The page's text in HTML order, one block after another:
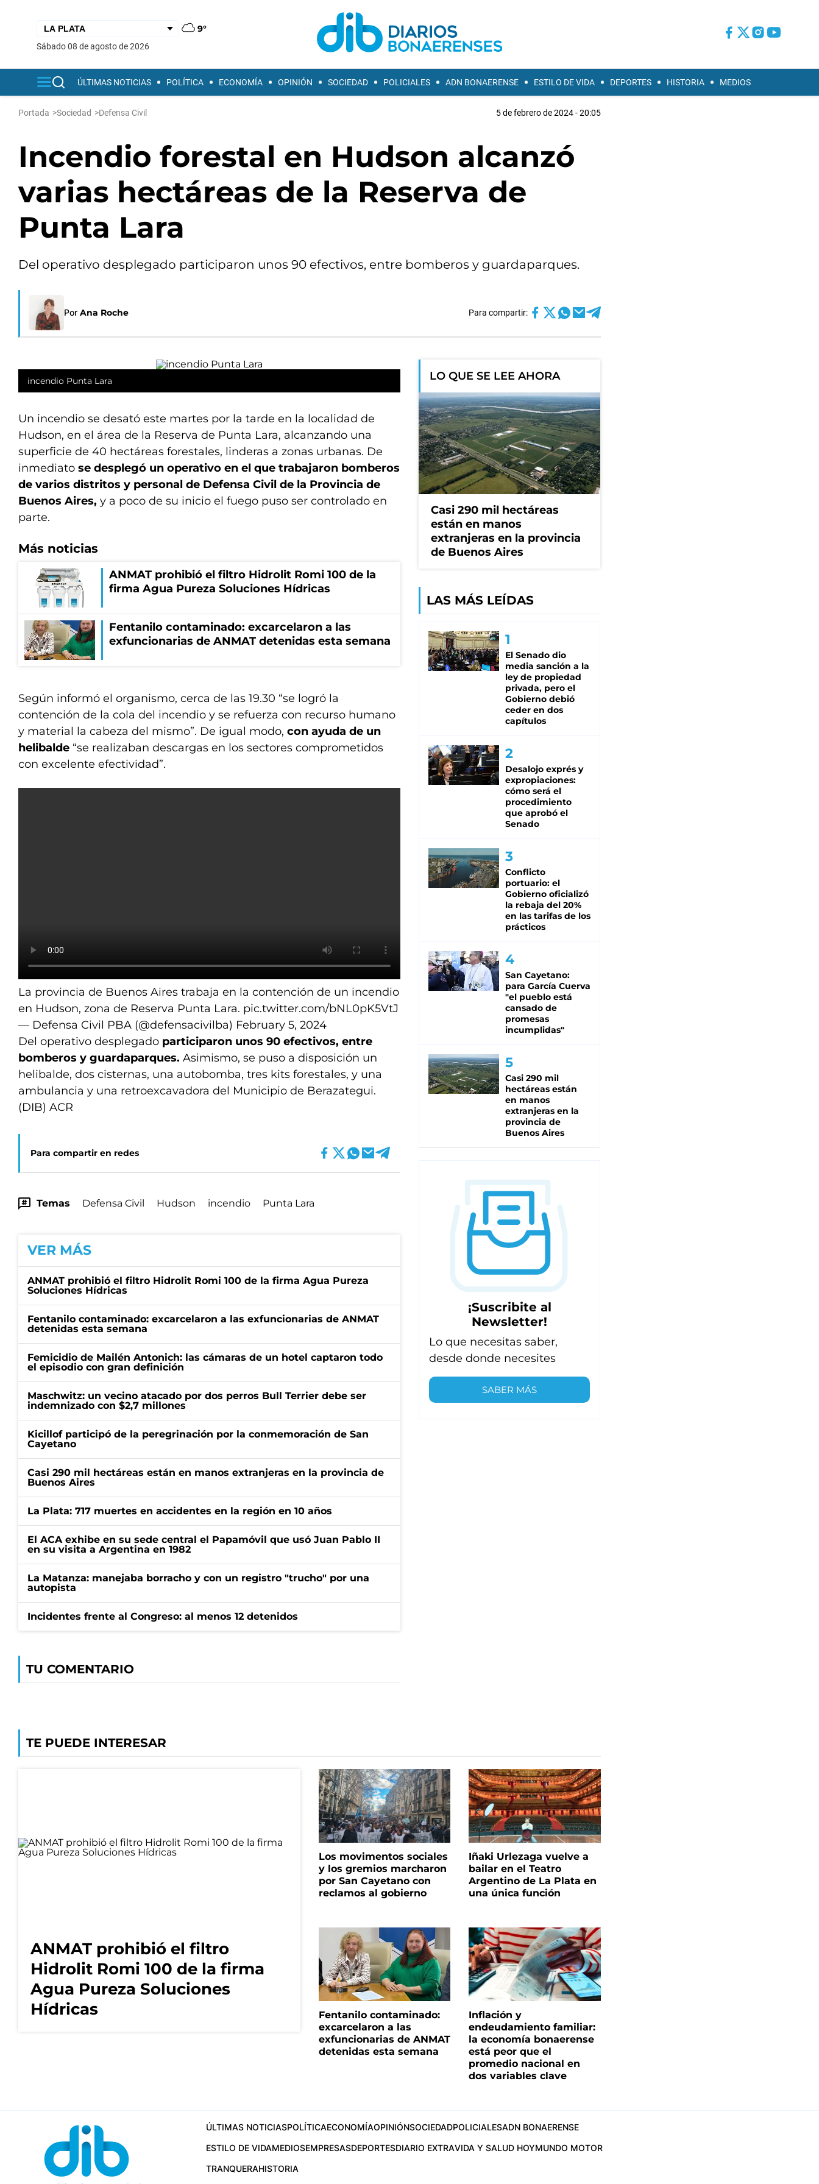
9°
sábado 08 de agosto de 2026
ÚLTIMAS NOTICIAS POLÍTICA ECONOMÍA OPINIÓN SOCIEDAD POLICIALES ADN BONAERENSE ESTILO DE VIDA DEPORTES HISTORIA MEDIOS
Portada >Sociedad >Defensa Civil 5 de febrero de 2024 - 20:05
Incendio forestal en Hudson alcanzó
varias hectáreas de la Reserva de
Punta Lara
Del operativo desplegado participaron unos 90 efectivos, entre bomberos y guardaparques.
Por Ana Roche Para compartir:
incendio Punta Lara
Un incendio se desató este martes por la tarde en la localidad de
Hudson, en el área de la Reserva de Punta Lara, alcanzando una
superficie de 40 hectáreas forestales, linderas a zonas urbanas. De
inmediato se desplegó un operativo en el que trabajaron bomberos
de varios distritos y personal de Defensa Civil de la Provincia de
Buenos Aires, y a poco de su inicio el fuego puso ser controlado en
parte.
Más noticias
ANMAT prohibió el filtro Hidrolit Romi 100 de la
firma Agua Pureza Soluciones Hídricas
Fentanilo contaminado: excarcelaron a las
exfuncionarias de ANMAT detenidas esta semana
Según informó el organismo, cerca de las 19.30 “se logró la
contención de la cola del incendio y se refuerza con recurso humano
y material la cabeza del mismo”. De igual modo, con ayuda de un
helibalde “se realizaban descargas en los sectores comprometidos
con excelente efectividad”.
La provincia de Buenos Aires trabaja en la contención de un incendio
en Hudson, zona de Reserva Punta Lara. pic.twitter.com/bNL0pK5VtJ
— Defensa Civil PBA (@defensacivilba) February 5, 2024
Del operativo desplegado participaron unos 90 efectivos, entre
bomberos y guardaparques. Asimismo, se puso a disposición un
helibalde, dos cisternas, una autobomba, tres kits forestales, y una
ambulancia y una retroexcavadora del Municipio de Berazategui.
(DIB) ACR
Para compartir en redes
Temas Defensa Civil Hudson incendio Punta Lara
VER MÁS
ANMAT prohibió el filtro Hidrolit Romi 100 de la firma Agua Pureza
Soluciones Hídricas
Fentanilo contaminado: excarcelaron a las exfuncionarias de ANMAT
detenidas esta semana
Femicidio de Mailén Antonich: las cámaras de un hotel captaron todo
el episodio con gran definición
Maschwitz: un vecino atacado por dos perros Bull Terrier debe ser
indemnizado con $2,7 millones
Kicillof participó de la peregrinación por la conmemoración de San
Cayetano
Casi 290 mil hectáreas están en manos extranjeras en la provincia de
Buenos Aires
La Plata: 717 muertes en accidentes en la región en 10 años
El ACA exhibe en su sede central el Papamóvil que usó Juan Pablo II
en su visita a Argentina en 1982
La Matanza: manejaba borracho y con un registro "trucho" por una
autopista
Incidentes frente al Congreso: al menos 12 detenidos
TU COMENTARIO
LO QUE SE LEE AHORA
Casi 290 mil hectáreas
están en manos
extranjeras en la provincia
de Buenos Aires
LAS MÁS LEÍDAS
El Senado dio
media sanción a la
ley de propiedad
privada, pero el
Gobierno debió
ceder en dos
capítulos
Desalojo exprés y
expropiaciones:
cómo será el
procedimiento
que aprobó el
Senado
Conflicto
portuario: el
Gobierno oficializó
la rebaja del 20%
en las tarifas de los
prácticos
San Cayetano:
para García Cuerva
"el pueblo está
cansado de
promesas
incumplidas"
Casi 290 mil
hectáreas están
en manos
extranjeras en la
provincia de
Buenos Aires
¡Suscribite al
Newsletter!
Lo que necesitas saber,
desde donde necesites
SABER MÁS
TE PUEDE INTERESAR
ANMAT prohibió el filtro
Hidrolit Romi 100 de la firma
Agua Pureza Soluciones
Hídricas
Los movimentos sociales
y los gremios marcharon
por San Cayetano con
reclamos al gobierno
Iñaki Urlezaga vuelve a
bailar en el Teatro
Argentino de La Plata en
una única función
Fentanilo contaminado:
excarcelaron a las
exfuncionarias de ANMAT
detenidas esta semana
Inflación y
endeudamiento familiar:
la economía bonaerense
está peor que el
promedio nacional en
dos variables clave
ÚLTIMAS NOTICIASPOLÍTICAECONOMÍAOPINIÓNSOCIEDADPOLICIALESADN BONAERENSE
ESTILO DE VIDAMEDIOSEMPRESASDEPORTESDIARIO EXTRAVIDA Y SALUD HOYMUNDO MOTOR
TRANQUERAHISTORIA